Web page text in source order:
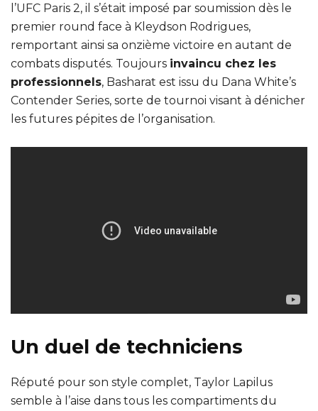
l’UFC Paris 2, il s’était imposé par soumission dès le
premier round face à Kleydson Rodrigues,
remportant ainsi sa onzième victoire en autant de
combats disputés. Toujours invaincu chez les
professionnels, Basharat est issu du Dana White’s
Contender Series, sorte de tournoi visant à dénicher
les futures pépites de l’organisation.
Un duel de techniciens
Réputé pour son style complet, Taylor Lapilus
semble à l’aise dans tous les compartiments du